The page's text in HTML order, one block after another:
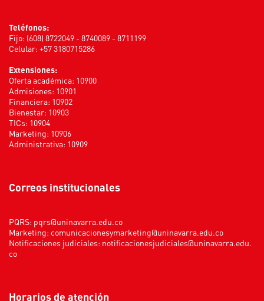
Teléfonos:
Fijo: (608) 8722049 - 8740089 - 8711199
Celular: +57 3180715286
Extensiones:
Oferta académica: 10900
Admisiones: 10901
Financiera: 10902
Bienestar: 10903
TICs: 10904
Marketing: 10906
Administrativa: 10909
Correos institucionales
PQRS: pqrs@uninavarra.edu.co
Marketing: comunicacionesymarketing@uninavarra.edu.co
Notificaciones judiciales: notificacionesjudiciales@uninavarra.edu.
co
Horarios de atención